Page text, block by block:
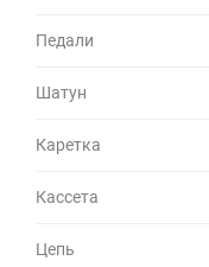
Педали
Шатун
Каретка
Кассета
Цепь